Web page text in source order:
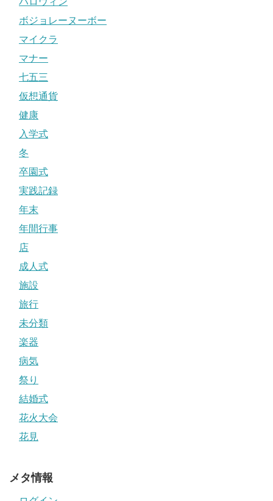
ボジョレーヌーボー
マイクラ
マナー
七五三
仮想通貨
健康
入学式
冬
卒園式
実践記録
年末
年間行事
店
成人式
施設
旅行
未分類
楽器
病気
祭り
結婚式
花火大会
花見
メタ情報